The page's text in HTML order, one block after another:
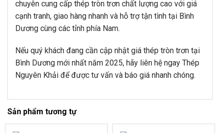
chuyên cung cấp thép tròn trơn chất lượng cao với giá
cạnh tranh, giao hàng nhanh và hỗ trợ tận tình tại Bình
Dương cùng các tỉnh phía Nam.
Nếu quý khách đang cần cập nhật giá thép tròn trơn tại
Bình Dương mới nhất năm 2025, hãy liên hệ ngay Thép
Nguyên Khải để được tư vấn và báo giá nhanh chóng.
Sản phẩm tương tự